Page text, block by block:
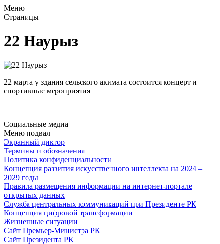
Меню
Страницы
22 Наурыз
22 марта у здания сельского акимата состоится концерт и
спортивные мероприятия
Социальные медиа
Меню подвал
Экранный диктор
Термины и обозначения
Политика конфиденциальности
Концепция развития искусственного интеллекта на 2024 –
2029 годы
Правила размещения информации на интернет-портале
открытых данных
Служба центральных коммуникаций при Президенте РК
Концепция цифровой трансформации
Жизненные ситуации
Сайт Премьер-Министра РК
Сайт Президента РК